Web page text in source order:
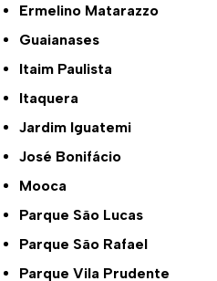
Ermelino Matarazzo
Guaianases
Itaim Paulista
Itaquera
Jardim Iguatemi
José Bonifácio
Mooca
Parque São Lucas
Parque São Rafael
Parque Vila Prudente